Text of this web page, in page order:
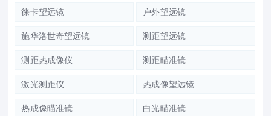
徕卡望远镜 户外望远镜
施华洛世奇望远镜 测距望远镜
测距热成像仪 测距瞄准镜
激光测距仪 热成像望远镜
热成像瞄准镜 白光瞄准镜